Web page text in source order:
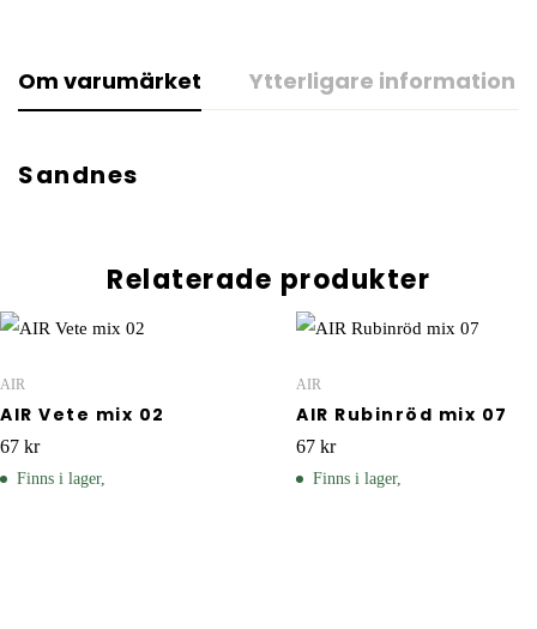
Om varumärket Ytterligare information
Sandnes
Relaterade produkter
AIR
AIR Vete mix 02
67 kr
Finns i lager,
AIR
AIR Rubinröd mix 07
67 kr
Finns i lager,